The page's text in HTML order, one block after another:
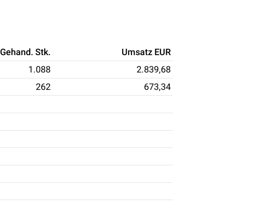
Gehand. Stk.
Umsatz EUR
1.088
2.839,68
262
673,34